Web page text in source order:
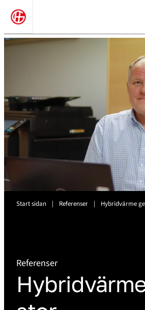
Start sidan | Referenser | Hybridvärme
Referenser